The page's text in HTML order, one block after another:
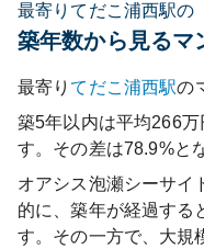
最寄りてだこ浦西駅の
築年数から見るマ
最寄りてだこ浦西駅の
築5年以内は平均266
す。その差は78.9%と
オアシス泡瀬シーサイ
的に、築年が経過する
す。その一方で、大規